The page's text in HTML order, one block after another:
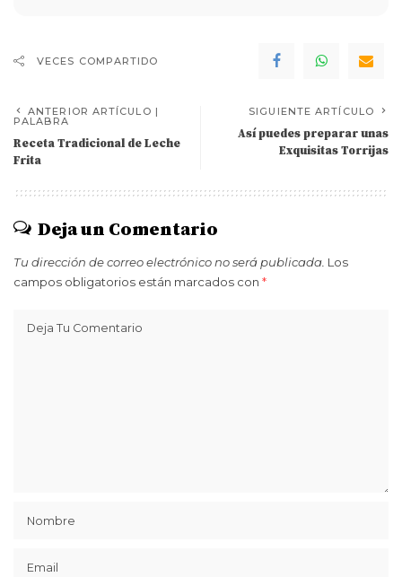
VECES COMPARTIDO
ANTERIOR ARTÍCULO |
PALABRA
Receta Tradicional de Leche
Frita
SIGUIENTE ARTÍCULO
Así puedes preparar unas
Exquisitas Torrijas
Deja un Comentario
Tu dirección de correo electrónico no será publicada. Los
campos obligatorios están marcados con *